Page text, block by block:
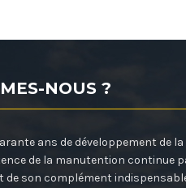
NOUS ?
ans de développement de la
de la manutention continue
son complément